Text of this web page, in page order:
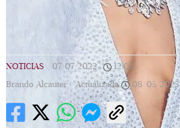
NOTICIAS 07/07/2022 | 12:03
Brando Alcauter | Actualizada 08/05/2023